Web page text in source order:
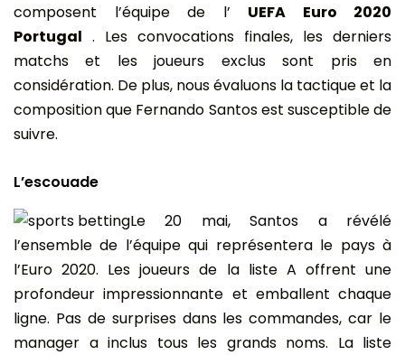
composent l’équipe de l’ UEFA Euro 2020
Portugal . Les convocations finales, les derniers
matchs et les joueurs exclus sont pris en
considération. De plus, nous évaluons la tactique et la
composition que Fernando Santos est susceptible de
suivre.
L’escouade
Le 20 mai, Santos a révélé
l’ensemble de l’équipe qui représentera le pays à
l’Euro 2020. Les joueurs de la liste A offrent une
profondeur impressionnante et emballent chaque
ligne. Pas de surprises dans les commandes, car le
manager a inclus tous les grands noms. La liste